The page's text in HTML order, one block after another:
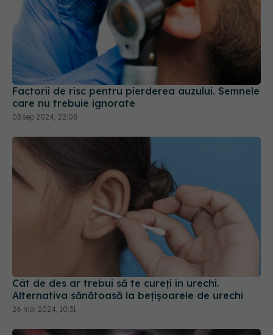
Factorii de risc pentru pierderea auzului. Semnele
care nu trebuie ignorate
03 sep 2024, 22:08
Cât de des ar trebui să te cureți în urechi.
Alternativa sănătoasă la bețișoarele de urechi
26 mai 2024, 10:31